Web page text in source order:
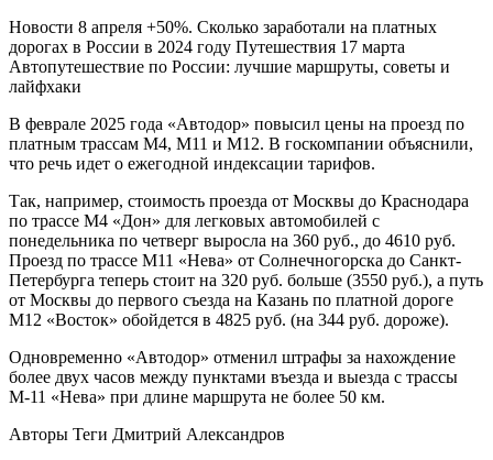
Новости 8 апреля +50%. Сколько заработали на платных
дорогах в России в 2024 году Путешествия 17 марта
Автопутешествие по России: лучшие маршруты, советы и
лайфхаки
В феврале 2025 года «Автодор» повысил цены на проезд по
платным трассам М4, М11 и М12. В госкомпании объяснили,
что речь идет о ежегодной индексации тарифов.
Так, например, стоимость проезда от Москвы до Краснодара
по трассе М4 «Дон» для легковых автомобилей с
понедельника по четверг выросла на 360 руб., до 4610 руб.
Проезд по трассе М11 «Нева» от Солнечногорска до Санкт-
Петербурга теперь стоит на 320 руб. больше (3550 руб.), а путь
от Москвы до первого съезда на Казань по платной дороге
М12 «Восток» обойдется в 4825 руб. (на 344 руб. дороже).
Одновременно «Автодор» отменил штрафы за нахождение
более двух часов между пунктами въезда и выезда с трассы
М-11 «Нева» при длине маршрута не более 50 км.
Авторы Теги Дмитрий Александров